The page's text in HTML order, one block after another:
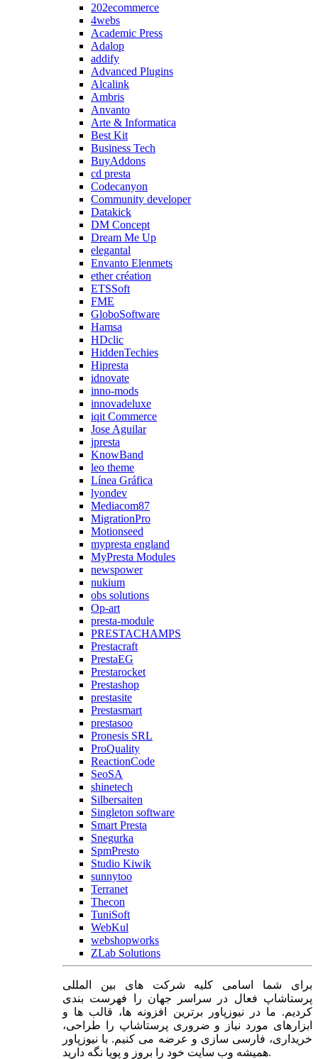
202ecommerce
4webs
Academic Press
Adalop
addify
Advanced Plugins
Alcalink
Ambris
Anvanto
Arte & Informatica
Best Kit
Business Tech
BuyAddons
cd presta
Codecanyon
Community developer
Datakick
DM Concept
Dream Me Up
elegantal
Envanto Elenmets
ether création
ETSSoft
FME
GloboSoftware
Hamsa
HDclic
HiddenTechies
Hipresta
idnovate
inno-mods
innovadeluxe
iqit Commerce
Jose Aguilar
jpresta
KnowBand
leo theme
Línea Gráfica
lyondev
Mediacom87
MigrationPro
Motionseed
mypresta england
MyPresta Modules
newspower
nukium
obs solutions
Op-art
presta-module
PRESTACHAMPS
Prestacraft
PrestaEG
Prestarocket
Prestashop
prestasite
Prestasmart
prestasoo
Pronesis SRL
ProQuality
ReactionCode
SeoSA
shinetech
Silbersaiten
Singleton software
Smart Presta
Snegurka
SpmPresto
Studio Kiwik
sunnytoo
Terranet
Thecon
TuniSoft
WebKul
webshopworks
ZLab Solutions
برای شما اسامی کلیه شرکت های بین المللی
پرستاشاپ فعال در سراسر جهان را فهرست بندی
کردیم. ما در نیوزپاور برترین افزونه ها، قالب ها و
ابزارهای مورد نیاز و ضروری پرستاشاپ را طراحی،
خریداری، فارسی سازی و عرضه می کنیم. با نیوزپاور
همیشه وب سایت خود را بروز و پویا نگه دارید.